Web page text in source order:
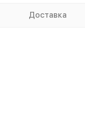
Доставка